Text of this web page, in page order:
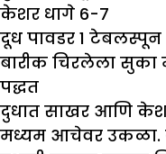
केशर धागे 6-7
दूध पावडर 1 टेबलस्पून
बारीक चिरलेला सुका
पद्धत
दुधात साखर आणि
मध्यम आचेवर उकळा.